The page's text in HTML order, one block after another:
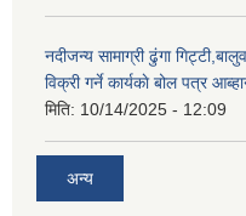
नदीजन्य सामाग्री ढुंगा
विक्री गर्ने कार्यकाे बोल पत्र
मिति: 10/14/2025 - 12:09
अन्य